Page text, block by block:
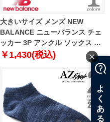
大きいサイズ メンズ NEW
BALANCE ニューバランス チェ
ッカー 3P アンクル ソックス 靴
下 3枚組 las5035j
￥1,430(税込)